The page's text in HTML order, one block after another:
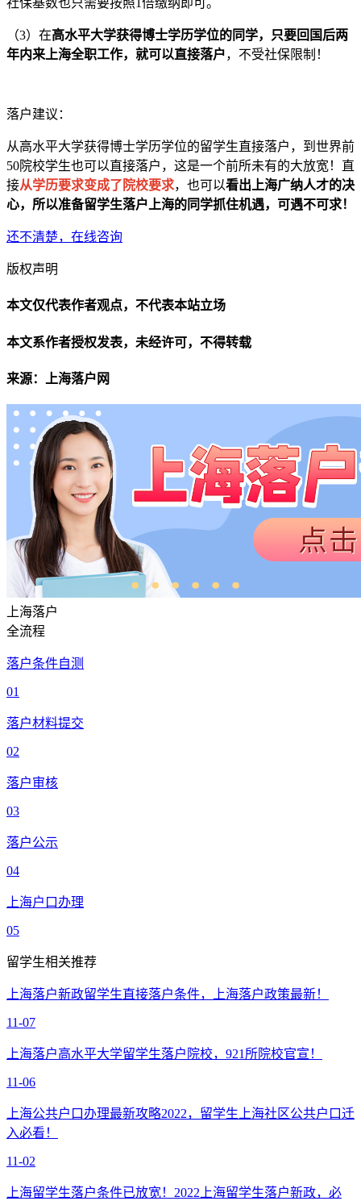
社保基数也只需要按照1倍缴纳即可。
（3）在高水平大学获得博士学历学位的同学，只要回国后两
年内来上海全职工作，就可以直接落户，不受社保限制！
落户建议：
从高水平大学获得博士学历学位的留学生直接落户，到世界前
50院校学生也可以直接落户，这是一个前所未有的大放宽！直
接从学历要求变成了院校要求，也可以看出上海广纳人才的决
心，所以准备留学生落户上海的同学抓住机遇，可遇不可求！
还不清楚，在线咨询
版权声明
本文仅代表作者观点，不代表本站立场
本文系作者授权发表，未经许可，不得转载
来源：上海落户网
上海落户
全流程
落户条件自测
01
落户材料提交
02
落户审核
03
落户公示
04
上海户口办理
05
留学生相关推荐
上海落户新政留学生直接落户条件，上海落户政策最新！
11-07
上海落户高水平大学留学生落户院校，921所院校官宣！
11-06
上海公共户口办理最新攻略2022，留学生上海社区公共户口迁
入必看！
11-02
上海留学生落户条件已放宽！2022上海留学生落户新政，必